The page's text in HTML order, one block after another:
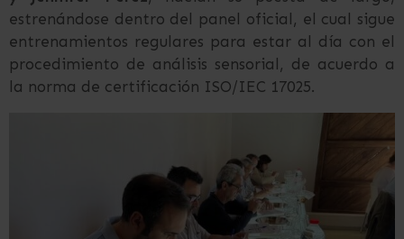
estrenándose dentro del panel oficial, el cual sigue
entrenamientos regulares para estar al día con el
procedimiento de análisis sensorial, de acuerdo a
la norma de certificación ISO/IEC 17025.